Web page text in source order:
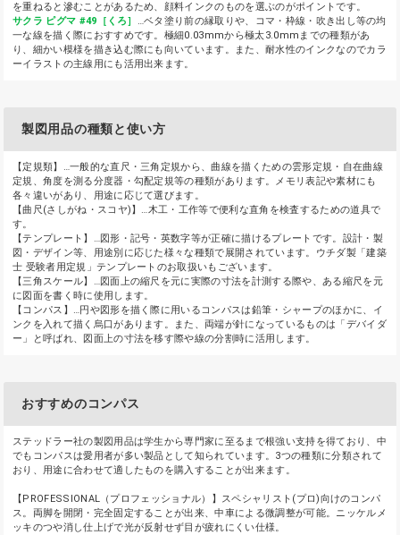
を重ねると滲むことがあるため、顔料インクのものを選ぶのがポイントです。
サクラ ピグマ #49［くろ］ …ベタ塗り前の縁取りや、コマ・枠線・吹き出し等の均
一な線を描く際におすすめです。極細0.03mmから極太3.0mmまでの種類があ
り、細かい模様を描き込む際にも向いています。また、耐水性のインクなのでカラ
ーイラストの主線用にも活用出来ます。
製図用品の種類と使い方
【定規類】…一般的な直尺・三角定規から、曲線を描くための雲形定規・自在曲線
定規、角度を測る分度器・勾配定規等の種類があります。メモリ表記や素材にも
各々違いがあり、用途に応じて選びます。
【曲尺(さしがね・スコヤ)】…木工・工作等で便利な直角を検査するための道具で
す。
【テンプレート】…図形・記号・英数字等が正確に描けるプレートです。設計・製
図・デザイン等、用途別に応じた様々な種類で展開されています。ウチダ製「建築
士 受験者用定規」テンプレートのお取扱いもございます。
【三角スケール】…図面上の縮尺を元に実際の寸法を計測する際や、ある縮尺を元
に図面を書く時に使用します。
【コンパス】…円や図形を描く際に用いるコンパスは鉛筆・シャープのほかに、イ
ンクを入れて描く烏口があります。また、両端が針になっているものは「デバイダ
ー」と呼ばれ、図面上の寸法を移す際や線の分割時に活用します。
おすすめのコンパス
ステッドラー社の製図用品は学生から専門家に至るまで根強い支持を得ており、中
でもコンパスは愛用者が多い製品として知られています。3つの種類に分類されて
おり、用途に合わせて適したものを購入することが出来ます。
【PROFESSIONAL（プロフェッショナル）】スペシャリスト(プロ)向けのコンパ
ス。両脚を開閉・完全固定することが出来、中車による微調整が可能。ニッケルメ
ッキのつや消し仕上げで光が反射せず目が疲れにくい仕様。